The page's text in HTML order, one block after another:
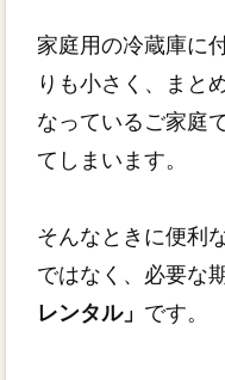
家庭用の冷蔵庫に
りも小さく、まと
なっているご家庭
てしまいます。
そんなときに便利
ではなく、必要な
レンタル」 です。